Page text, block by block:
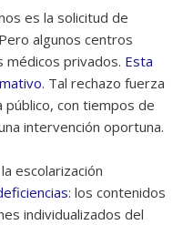
es la solicitud de
algunos centros
médicos privados. Esta
. Tal rechazo fuerza
público, con tiempos de
intervención oportuna.
escolarización
: los contenidos
individualizados del